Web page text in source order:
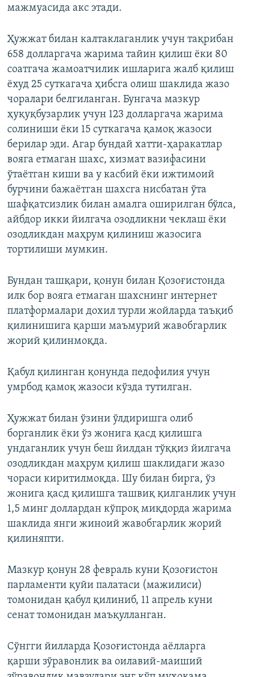
мажмуасида акс этади.
Ҳужжат билан калтаклаганлик учун тақрибан
658 долларгача жарима тайин қилиш ёки 80
соатгача жамоатчилик ишларига жалб қилиш
ёхуд 25 суткагача ҳибсга олиш шаклида жазо
чоралари белгиланган. Бунгача мазкур
ҳуқуқбузарлик учун 123 долларгача жарима
солиниши ёки 15 суткагача қамоқ жазоси
берилар эди. Агар бундай хатти-ҳаракатлар
вояга етмаган шахс, хизмат вазифасини
ўтаётган киши ва у касбий ёки ижтимоий
бурчини бажаётган шахсга нисбатан ўта
шафқатсизлик билан амалга оширилган бўлса,
айбдор икки йилгача озодликни чеклаш ёки
озодликдан маҳрум қилиниш жазосига
тортилиши мумкин.
Бундан ташқари, қонун билан Қозоғистонда
илк бор вояга етмаган шахснинг интернет
платформалари дохил турли жойларда таъқиб
қилинишига қарши маъмурий жавобгарлик
жорий қилинмоқда.
Қабул қилинган қонунда педофилия учун
умрбод қамоқ жазоси кўзда тутилган.
Ҳужжат билан ўзини ўлдиришга олиб
борганлик ёки ўз жонига қасд қилишга
ундаганлик учун беш йилдан тўққиз йилгача
озодликдан маҳрум қилиш шаклидаги жазо
чораси киритилмоқда. Шу билан бирга, ўз
жонига қасд қилишга ташвиқ қилганлик учун
1,5 минг доллардан кўпроқ миқдорда жарима
шаклида янги жиноий жавобгарлик жорий
қилиняпти.
Мазкур қонун 28 февраль куни Қозоғистон
парламенти қуйи палатаси (мажилиси)
томонидан қабул қилиниб, 11 апрель куни
сенат томонидан маъқулланган.
Сўнгги йилларда Қозоғистонда аёлларга
қарши зўравонлик ва оилавий-маиший